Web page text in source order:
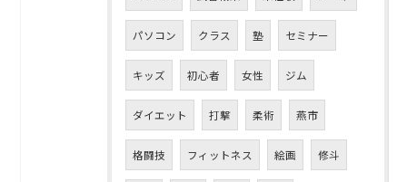
パソコン クラス 塾 セミナー
キッズ 初心者 女性 ジム
ダイエット 打撃 柔術 燕市
格闘技 フィットネス 絵画 修斗